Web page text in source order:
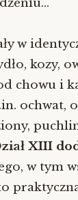
w
kozy,
chowu i
ochwat,
XIII
w tym